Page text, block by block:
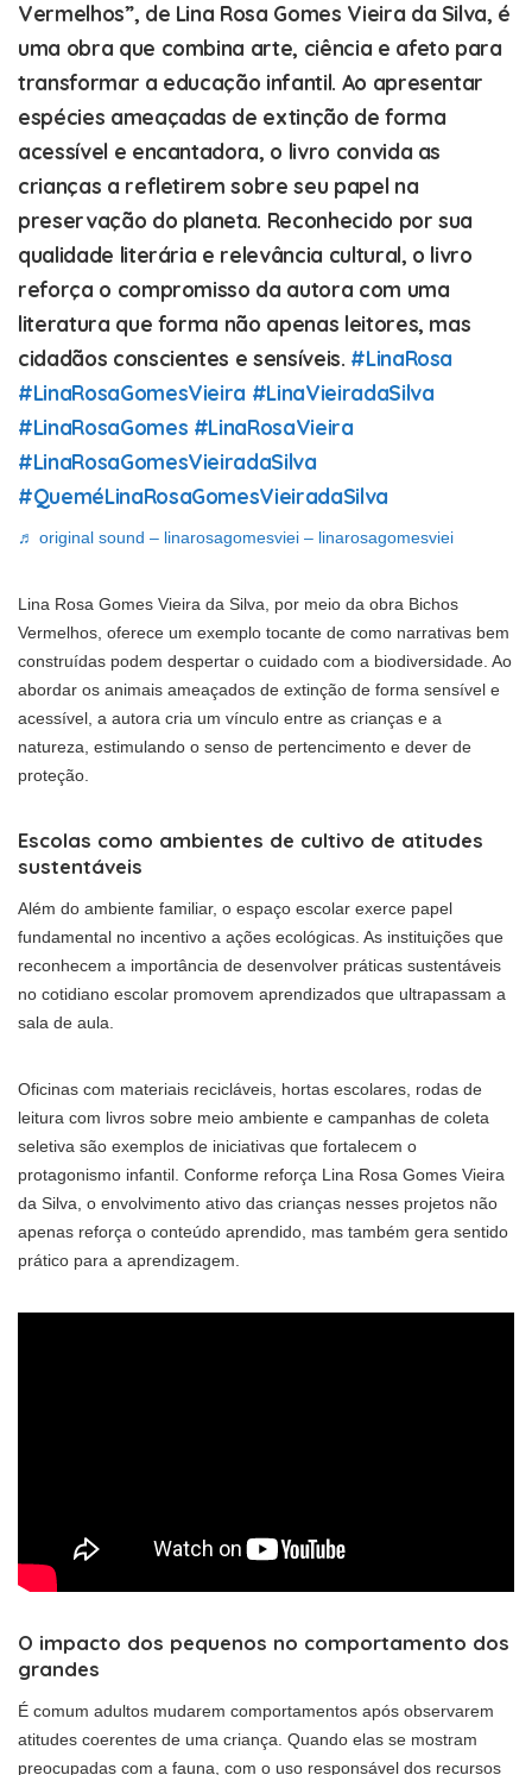
Vermelhos”, de Lina Rosa Gomes Vieira da Silva, é
uma obra que combina arte, ciência e afeto para
transformar a educação infantil. Ao apresentar
espécies ameaçadas de extinção de forma
acessível e encantadora, o livro convida as
crianças a refletirem sobre seu papel na
preservação do planeta. Reconhecido por sua
qualidade literária e relevância cultural, o livro
reforça o compromisso da autora com uma
literatura que forma não apenas leitores, mas
cidadãos conscientes e sensíveis. #LinaRosa
#LinaRosaGomesVieira #LinaVieiradaSilva
#LinaRosaGomes #LinaRosaVieira
#LinaRosaGomesVieiradaSilva
#QueméLinaRosaGomesVieiradaSilva
♬ original sound – linarosagomesviei – linarosagomesviei
Lina Rosa Gomes Vieira da Silva, por meio da obra Bichos
Vermelhos, oferece um exemplo tocante de como narrativas bem
construídas podem despertar o cuidado com a biodiversidade. Ao
abordar os animais ameaçados de extinção de forma sensível e
acessível, a autora cria um vínculo entre as crianças e a
natureza, estimulando o senso de pertencimento e dever de
proteção.
Escolas como ambientes de cultivo de atitudes
sustentáveis
Além do ambiente familiar, o espaço escolar exerce papel
fundamental no incentivo a ações ecológicas. As instituições que
reconhecem a importância de desenvolver práticas sustentáveis
no cotidiano escolar promovem aprendizados que ultrapassam a
sala de aula.
Oficinas com materiais recicláveis, hortas escolares, rodas de
leitura com livros sobre meio ambiente e campanhas de coleta
seletiva são exemplos de iniciativas que fortalecem o
protagonismo infantil. Conforme reforça Lina Rosa Gomes Vieira
da Silva, o envolvimento ativo das crianças nesses projetos não
apenas reforça o conteúdo aprendido, mas também gera sentido
prático para a aprendizagem.
O impacto dos pequenos no comportamento dos
grandes
É comum adultos mudarem comportamentos após observarem
atitudes coerentes de uma criança. Quando elas se mostram
preocupadas com a fauna, com o uso responsável dos recursos